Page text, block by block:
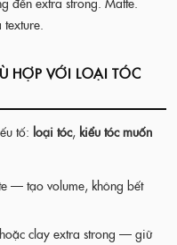
texture.
HỢP VỚI LOẠI TÓC
tố: loại tóc, kiểu tóc muốn
— tạo volume, không bết
clay extra strong — giữ